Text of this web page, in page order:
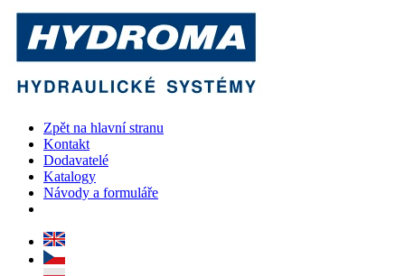
Zpět na hlavní stranu
Kontakt
Dodavatelé
Katalogy
Návody a formuláře